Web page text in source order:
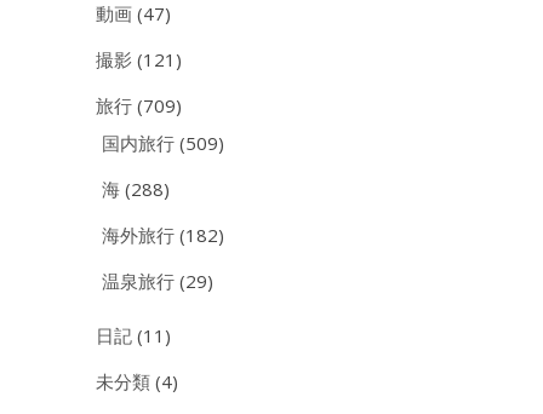
動画 (47)
撮影 (121)
旅行 (709)
国内旅行 (509)
海 (288)
海外旅行 (182)
温泉旅行 (29)
日記 (11)
未分類 (4)